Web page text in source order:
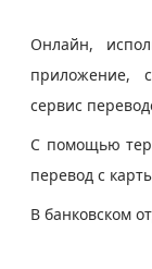
Онлайн,
приложение,
сервис
С помощью
перевод с
В банковском